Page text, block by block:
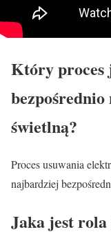
Który proces
bezpośrednio
świetlną?
Proces usuwania
najbardziej
Jaka jest rola